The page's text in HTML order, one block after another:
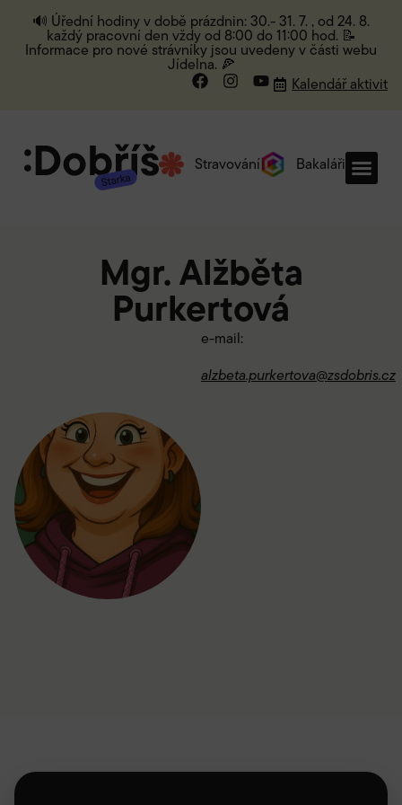
🔊 Úřední hodiny v době prázdnin: 30.- 31. 7. , od 24. 8.
každý pracovní den vždy od 8:00 do 11:00 hod. 📝
Informace pro nové strávníky jsou uvedeny v části webu
Jídelna. 🍕
Kalendář aktivit
Stravování Bakaláři
Mgr. Alžběta
Purkertová
e-mail:
alzbeta.purkertova@zsdobris.cz